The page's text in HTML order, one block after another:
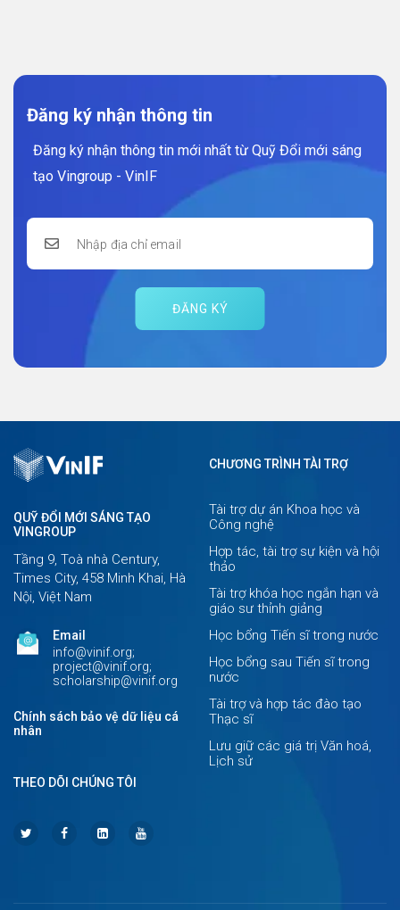
Đăng ký nhận thông tin
Đăng ký nhận thông tin mới nhất từ Quỹ Đổi mới sáng
tạo Vingroup - VinIF
ĐĂNG KÝ
QUỸ ĐỔI MỚI SÁNG TẠO
VINGROUP
Tầng 9, Toà nhà Century,
Times City, 458 Minh Khai, Hà
Nội, Việt Nam
Email
info@vinif.org;
project@vinif.org;
scholarship@vinif.org
Chính sách bảo vệ dữ liệu cá
nhân
CHƯƠNG TRÌNH TÀI TRỢ
Tài trợ dự án Khoa học và
Công nghệ
Hợp tác, tài trợ sự kiện và hội
thảo
Tài trợ khóa học ngắn hạn và
giáo sư thỉnh giảng
Học bổng Tiến sĩ trong nước
Học bổng sau Tiến sĩ trong
nước
Tài trợ và hợp tác đào tạo
Thạc sĩ
Lưu giữ các giá trị Văn hoá,
Lịch sử
THEO DÕI CHÚNG TÔI